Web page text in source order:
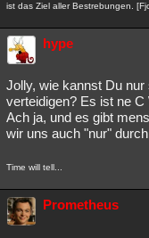
ist das Ziel aller Bestrebungen.
hype
Jolly, wie kannst Du
verteidigen? Es ist ne C
Ach ja, und es gibt
wir uns auch "nur"
Time will tell...
Prometheus